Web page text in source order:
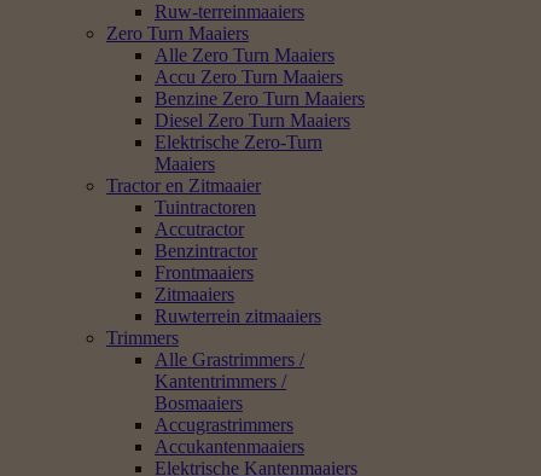
Ruw-terreinmaaiers
Zero Turn Maaiers
Alle Zero Turn Maaiers
Accu Zero Turn Maaiers
Benzine Zero Turn Maaiers
Diesel Zero Turn Maaiers
Elektrische Zero-Turn
Maaiers
Tractor en Zitmaaier
Tuintractoren
Accutractor
Benzintractor
Frontmaaiers
Zitmaaiers
Ruwterrein zitmaaiers
Trimmers
Alle Grastrimmers /
Kantentrimmers /
Bosmaaiers
Accugrastrimmers
Accukantenmaaiers
Elektrische Kantenmaaiers